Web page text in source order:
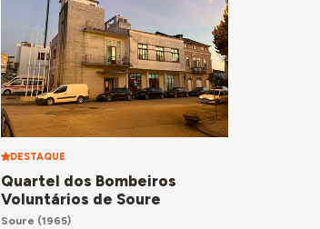
DESTAQUE
Quartel dos Bombeiros
Voluntários de Soure
Soure (1965)